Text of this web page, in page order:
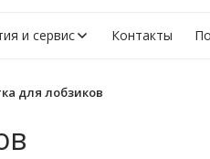
и сервис Контакты
для лобзиков